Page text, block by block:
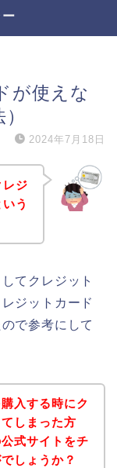
が使えな
2024年7月18日
ジ
う
てクレジット
ジットカード
で参考にして
入する時にク
しまった方
式サイトをチ
しょうか？